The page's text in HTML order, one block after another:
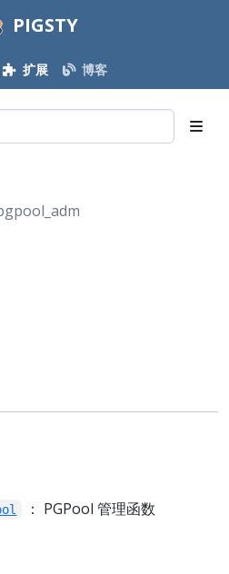
PIGSTY
扩展 博客
： PGPool 管理函数